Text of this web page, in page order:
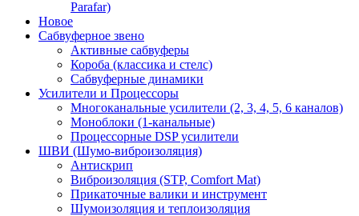
Parafar)
Новое
Сабвуферное звено
Активные сабвуферы
Короба (классика и стелс)
Сабвуферные динамики
Усилители и Процессоры
Многоканальные усилители (2, 3, 4, 5, 6 каналов)
Моноблоки (1-канальные)
Процессорные DSP усилители
ШВИ (Шумо-виброизоляция)
Антискрип
Виброизоляция (STP, Comfort Mat)
Прикаточные валики и инструмент
Шумоизоляция и теплоизоляция